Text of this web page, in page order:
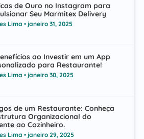
de Ouro no Instagram para
Seu Marmitex Delivery
Lima janeiro 31, 2025
ao Investir em um App
para Restaurante!
Lima janeiro 30, 2025
de um Restaurante: Conheça
Organizacional do
ao Cozinheiro.
Lima janeiro 29, 2025